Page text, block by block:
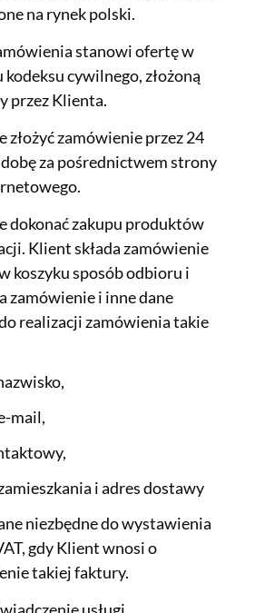
na rynek polski.
stanowi ofertę w
cywilnego, złożoną
przez Klienta.
złożyć zamówienie przez 24
za pośrednictwem strony
dokonać zakupu produktów
Klient składa zamówienie
koszyku sposób odbioru i
zamówienie i inne dane
realizacji zamówienia takie
mail,
i adres dostawy
niezbędne do wystawienia
gdy Klient wnosi o
takiej faktury.